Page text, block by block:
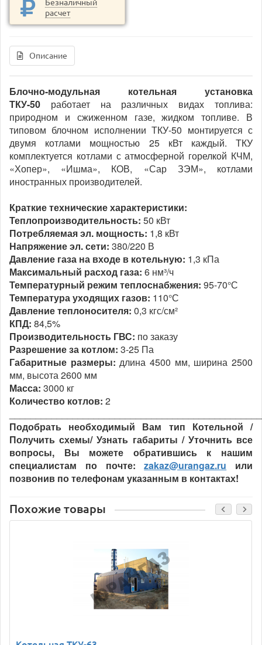
Безналичный
расчет
Описание
Блочно-модульная котельная установка
ТКУ-50 работает на различных видах топлива:
природном и сжиженном газе, жидком топливе. В
типовом блочном исполнении ТКУ-50 монтируется с
двумя котлами мощностью 25 кВт каждый. ТКУ
комплектуется котлами с атмосферной горелкой КЧМ,
«Хопер», «Ишма», КОВ, «Сар ЗЭМ», котлами
иностранных производителей.
Краткие технические характеристики:
Теплопроизводительность: 50 кВт
Потребляемая эл. мощность: 1,8 кВт
Напряжение эл. сети: 380/220 В
Давление газа на входе в котельную: 1,3 кПа
Максимальный расход газа: 6 нм³/ч
Температурный режим теплоснабжения: 95-70°С
Температура уходящих газов: 110°С
Давление теплоносителя: 0,3 кгс/см²
КПД: 84,5%
Производительность ГВС: по заказу
Разрешение за котлом: 3-25 Па
Габаритные размеры: длина 4500 мм, ширина 2500
мм, высота 2600 мм
Масса: 3000 кг
Количество котлов: 2
Подобрать необходимый Вам тип Котельной /
Получить схемы/ Узнать габариты / Уточнить все
вопросы, Вы можете обратившись к нашим
специалистам по почте:zakaz@urangaz.ru или
позвонив по телефонам указанным в контактах!
Похожие товары